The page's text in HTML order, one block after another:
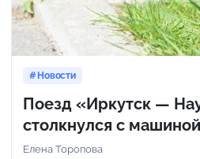
Новости
Поезд «Иркутск —
столкнулся с
Елена Торопова